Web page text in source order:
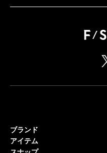
ブランド
アイテム